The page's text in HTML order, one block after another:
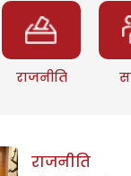
राजनीति
राजनीति